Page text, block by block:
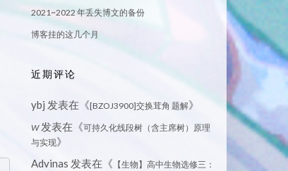
2021~2022 年丢失博文的备份
博客挂的这几个月
近期评论
ybj 发表在《[BZOJ3900]交换茸角 题解》
W发表在《可持久化线段树（含主席树）原理
与实现》
Advinas 发表在《 【生物】高中生物选修三：